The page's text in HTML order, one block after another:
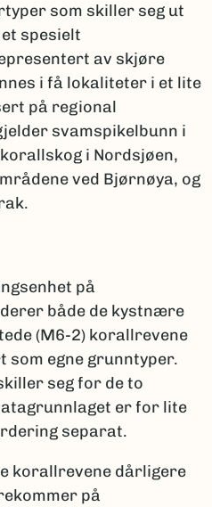
som skiller seg ut
spesielt
av skjøre
i få lokaliteter i et lite
på regional
svamspikelbunn i
i Nordsjøen,
ved Bjørnøya, og
på
både de kystnære
(M6-2) korallrevene
som egne grunntyper.
seg for de to
er for lite
separat.
korallrevene dårligere
på